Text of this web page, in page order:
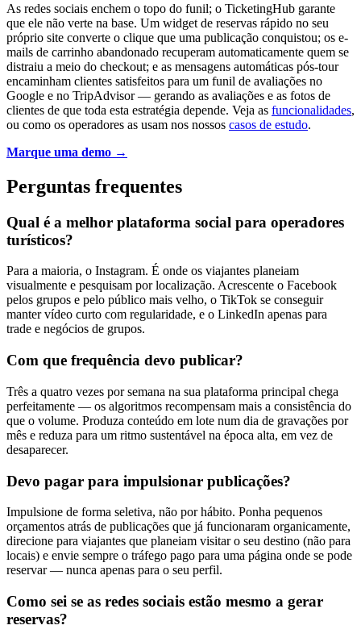
As redes sociais enchem o topo do funil; o TicketingHub garante
que ele não verte na base. Um widget de reservas rápido no seu
próprio site converte o clique que uma publicação conquistou; os e-
mails de carrinho abandonado recuperam automaticamente quem se
distraiu a meio do checkout; e as mensagens automáticas pós-tour
encaminham clientes satisfeitos para um funil de avaliações no
Google e no TripAdvisor — gerando as avaliações e as fotos de
clientes de que toda esta estratégia depende. Veja as funcionalidades,
ou como os operadores as usam nos nossos casos de estudo.
Marque uma demo →
Perguntas frequentes
Qual é a melhor plataforma social para operadores
turísticos?
Para a maioria, o Instagram. É onde os viajantes planeiam
visualmente e pesquisam por localização. Acrescente o Facebook
pelos grupos e pelo público mais velho, o TikTok se conseguir
manter vídeo curto com regularidade, e o LinkedIn apenas para
trade e negócios de grupos.
Com que frequência devo publicar?
Três a quatro vezes por semana na sua plataforma principal chega
perfeitamente — os algoritmos recompensam mais a consistência do
que o volume. Produza conteúdo em lote num dia de gravações por
mês e reduza para um ritmo sustentável na época alta, em vez de
desaparecer.
Devo pagar para impulsionar publicações?
Impulsione de forma seletiva, não por hábito. Ponha pequenos
orçamentos atrás de publicações que já funcionaram organicamente,
direcione para viajantes que planeiam visitar o seu destino (não para
locais) e envie sempre o tráfego pago para uma página onde se pode
reservar — nunca apenas para o seu perfil.
Como sei se as redes sociais estão mesmo a gerar
reservas?